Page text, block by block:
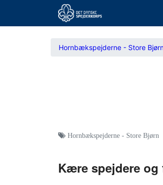
Hornbækspejderne - Store
Hornbækspejderne - Store Bjørn
Kære spejdere